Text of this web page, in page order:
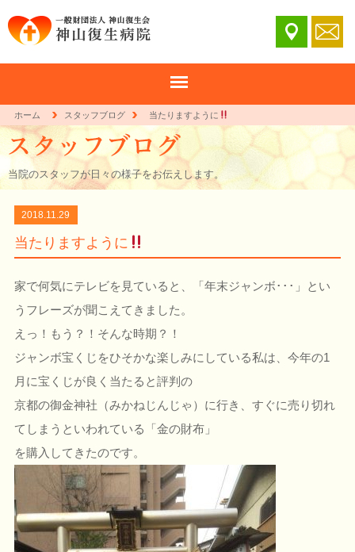
ホーム スタッフブログ 当たりますように
当院のスタッフが日々の様子をお伝えします。
2018.11.29
当たりますように
家で何気にテレビを見ていると、「年末ジャンボ･･･」とい
うフレーズが聞こえてきました。
えっ！もう？！そんな時期？！
ジャンボ宝くじをひそかな楽しみにしている私は、今年の1
月に宝くじが良く当たると評判の
京都の御金神社（みかねじんじゃ）に行き、すぐに売り切れ
てしまうといわれている「金の財布」
を購入してきたのです。